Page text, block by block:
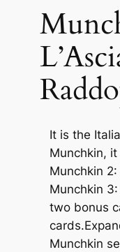
It is the
Munchkin,
Munchkin
Munchkin
two bonus
Munchkin